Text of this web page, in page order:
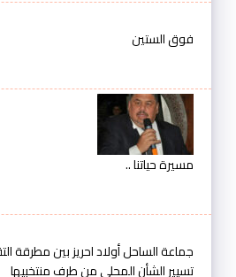
فوق الستين
مسيرة حياتنا ..
جماعة الساحل أولاد احريز بين مطرقة
تسيير الشأن المحلي من طرف منتخبيها